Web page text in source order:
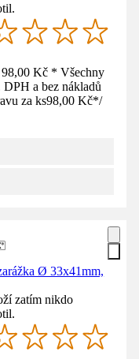
Kč * Všechny
DPH a bez nákladů
za ks98,00 Kč*/
Ø 33x41mm,
zatím nikdo